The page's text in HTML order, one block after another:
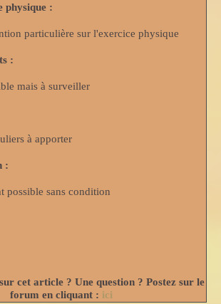
physique :
particulière sur l'exercice physique
:
mais à surveiller
à apporter
:
possible sans condition
cet article ? Une question ? Postez sur le
forum en cliquant : ici